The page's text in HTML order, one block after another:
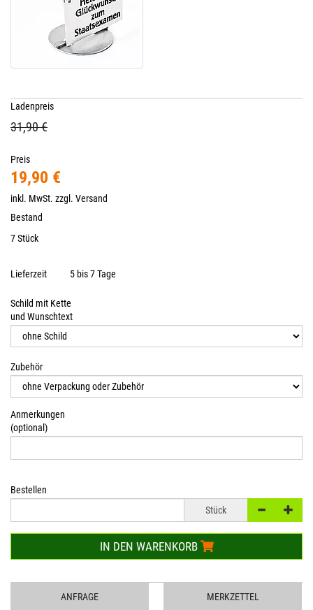
Ladenpreis
31,90 €
Preis
19,90 €
inkl. MwSt. zzgl. Versand
Bestand
7 Stück
Lieferzeit 5 bis 7 Tage
Schild mit Kette
und Wunschtext
Zubehör
Anmerkungen
(optional)
Bestellen
Stück
IN DEN WARENKORB
ANFRAGE MERKZETTEL